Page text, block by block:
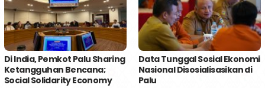
Di India, Pemkot Palu Sharing
Ketangguhan Bencana;
Social Solidarity Economy
Data Tunggal Sosial Ekonomi
Nasional Disosialisasikan di
Palu